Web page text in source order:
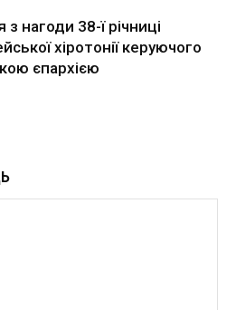
з нагоди 38-ї річниці
хіротонії керуючого
єпархією